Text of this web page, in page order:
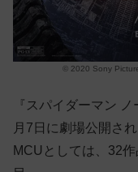
© 2020 Sony
『スパイダーマン
月7日に劇場公開さ
MCUとしては、32